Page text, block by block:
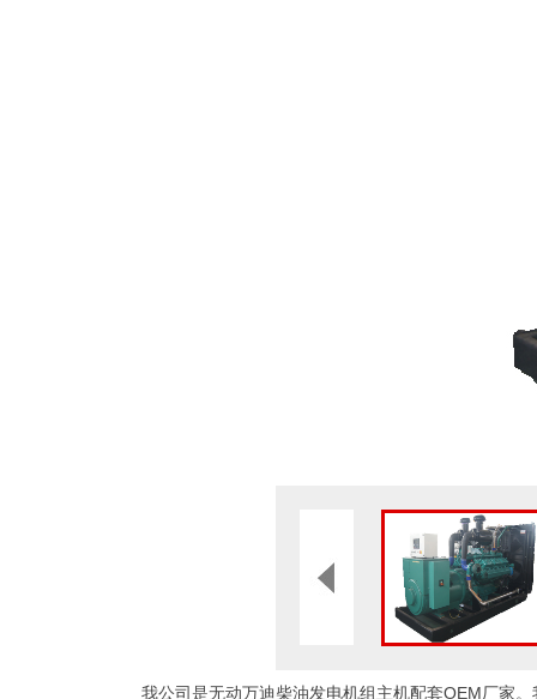
我公司是无动万迪柴油发电机组主机配套OEM厂家